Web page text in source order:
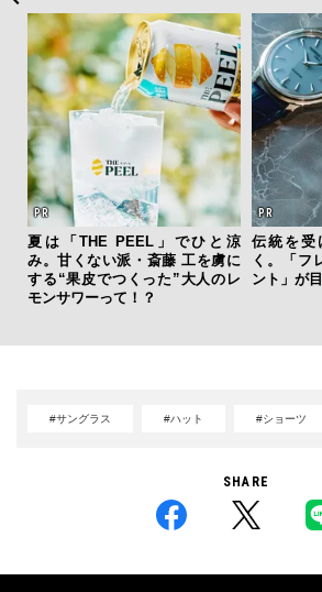
夏は「THE PEEL」でひと涼
み。甘くない派・斎藤 工を虜に
する“果皮でつくった”大人のレ
モンサワーって！？
伝統を受
く。「フ
ント」が
#サングラス #ハット #ショーツ
SHARE